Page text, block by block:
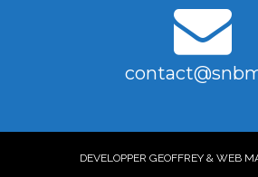
DEVELOPPER GEOFFREY & WEB